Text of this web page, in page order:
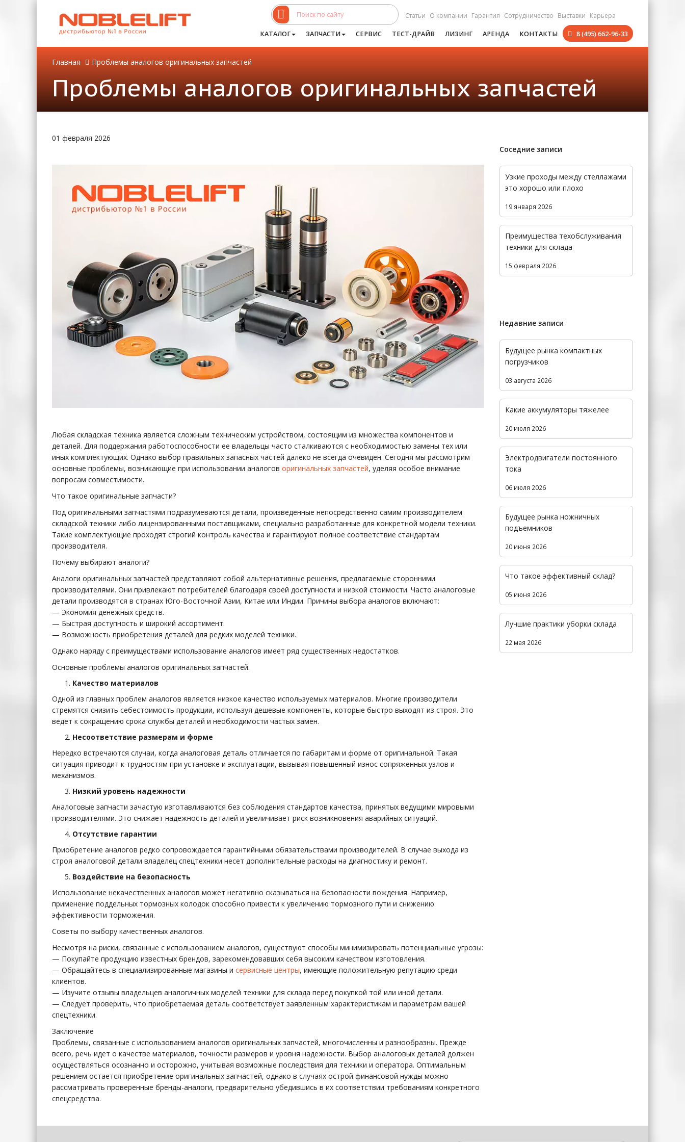
Статьи О компании Гарантия Сотрудничество Выставки Карьера
КАТАЛОГ ЗАПЧАСТИ СЕРВИС ТЕСТ-ДРАЙВ ЛИЗИНГ АРЕНДА КОНТАКТЫ 8 (495) 662-96-33
Главная Проблемы аналогов оригинальных запчастей
Проблемы аналогов оригинальных запчастей
01 февраля 2026
Любая складская техника является сложным техническим устройством, состоящим из множества компонентов и
деталей. Для поддержания работоспособности ее владельцы часто сталкиваются с необходимостью замены тех или
иных комплектующих. Однако выбор правильных запасных частей далеко не всегда очевиден. Сегодня мы рассмотрим
основные проблемы, возникающие при использовании аналогов оригинальных запчастей, уделяя особое внимание
вопросам совместимости.
Что такое оригинальные запчасти?
Под оригинальными запчастями подразумеваются детали, произведенные непосредственно самим производителем
складской техники либо лицензированными поставщиками, специально разработанные для конкретной модели техники.
Такие комплектующие проходят строгий контроль качества и гарантируют полное соответствие стандартам
производителя.
Почему выбирают аналоги?
Аналоги оригинальных запчастей представляют собой альтернативные решения, предлагаемые сторонними
производителями. Они привлекают потребителей благодаря своей доступности и низкой стоимости. Часто аналоговые
детали производятся в странах Юго-Восточной Азии, Китае или Индии. Причины выбора аналогов включают:
— Экономия денежных средств.
— Быстрая доступность и широкий ассортимент.
— Возможность приобретения деталей для редких моделей техники.
Однако наряду с преимуществами использование аналогов имеет ряд существенных недостатков.
Основные проблемы аналогов оригинальных запчастей.
Качество материалов
Одной из главных проблем аналогов является низкое качество используемых материалов. Многие производители
стремятся снизить себестоимость продукции, используя дешевые компоненты, которые быстро выходят из строя. Это
ведет к сокращению срока службы деталей и необходимости частых замен.
Несоответствие размерам и форме
Нередко встречаются случаи, когда аналоговая деталь отличается по габаритам и форме от оригинальной. Такая
ситуация приводит к трудностям при установке и эксплуатации, вызывая повышенный износ сопряженных узлов и
механизмов.
Низкий уровень надежности
Аналоговые запчасти зачастую изготавливаются без соблюдения стандартов качества, принятых ведущими мировыми
производителями. Это снижает надежность деталей и увеличивает риск возникновения аварийных ситуаций.
Отсутствие гарантии
Приобретение аналогов редко сопровождается гарантийными обязательствами производителей. В случае выхода из
строя аналоговой детали владелец спецтехники несет дополнительные расходы на диагностику и ремонт.
Воздействие на безопасность
Использование некачественных аналогов может негативно сказываться на безопасности вождения. Например,
применение поддельных тормозных колодок способно привести к увеличению тормозного пути и снижению
эффективности торможения.
Советы по выбору качественных аналогов.
Несмотря на риски, связанные с использованием аналогов, существуют способы минимизировать потенциальные угрозы:
— Покупайте продукцию известных брендов, зарекомендовавших себя высоким качеством изготовления.
— Обращайтесь в специализированные магазины и сервисные центры, имеющие положительную репутацию среди
клиентов.
— Изучите отзывы владельцев аналогичных моделей техники для склада перед покупкой той или иной детали.
— Следует проверить, что приобретаемая деталь соответствует заявленным характеристикам и параметрам вашей
спецтехники.
Заключение
Проблемы, связанные с использованием аналогов оригинальных запчастей, многочисленны и разнообразны. Прежде
всего, речь идет о качестве материалов, точности размеров и уровня надежности. Выбор аналоговых деталей должен
осуществляться осознанно и осторожно, учитывая возможные последствия для техники и оператора. Оптимальным
решением остается приобретение оригинальных запчастей, однако в случаях острой финансовой нужды можно
рассматривать проверенные бренды-аналоги, предварительно убедившись в их соответствии требованиям конкретного
спецсредства.
Соседние записи
Узкие проходы между стеллажами
это хорошо или плохо
19 января 2026
Преимущества техобслуживания
техники для склада
15 февраля 2026
Недавние записи
Будущее рынка компактных
погрузчиков
03 августа 2026
Какие аккумуляторы тяжелее
20 июля 2026
Электродвигатели постоянного
тока
06 июля 2026
Будущее рынка ножничных
подъемников
20 июня 2026
Что такое эффективный склад?
05 июня 2026
Лучшие практики уборки склада
22 мая 2026